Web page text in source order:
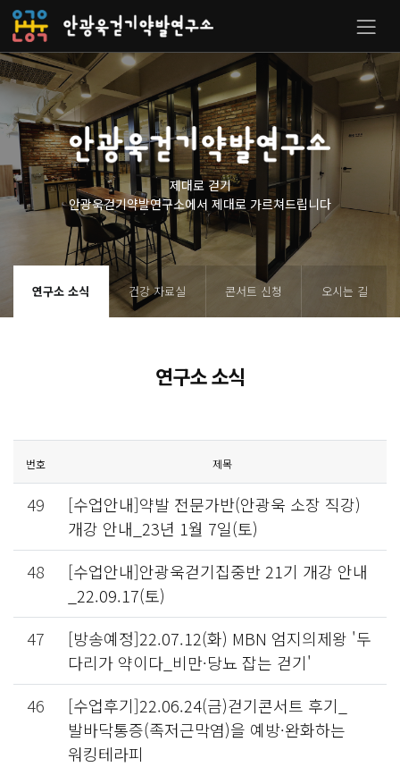
제대로 걷기
안광욱걷기약발연구소에서 제대로 가르쳐드립니다
연구소 소식 건강 자료실 콘서트 신청 오시는 길
연구소 소식
번호 제목
49
[수업안내]약발 전문가반(안광욱 소장 직강)
개강 안내_23년 1월 7일(토)
48
[수업안내]안광욱걷기집중반 21기 개강 안내
_22.09.17(토)
47
[방송예정]22.07.12(화) MBN 엄지의제왕 '두
다리가 약이다_비만·당뇨 잡는 걷기'
46
[수업후기]22.06.24(금)걷기콘서트 후기_
발바닥통증(족저근막염)을 예방·완화하는
워킹테라피